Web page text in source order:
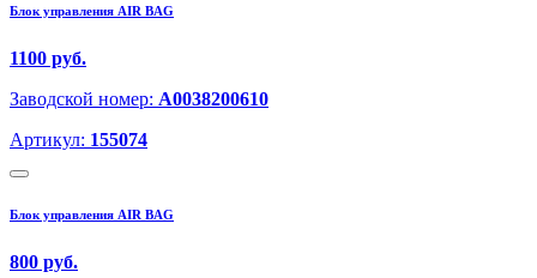
Блок управления AIR BAG
1100 руб.
Заводской номер: A0038200610
Артикул: 155074
Блок управления AIR BAG
800 руб.